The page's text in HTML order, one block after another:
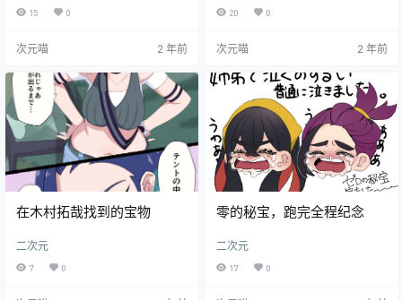
15 0
次元喵 2 年前
20 0
次元喵 2 年前
在木村拓哉找到的宝物
二次元
7 0
零的秘宝，跑完全程纪念
二次元
17 0